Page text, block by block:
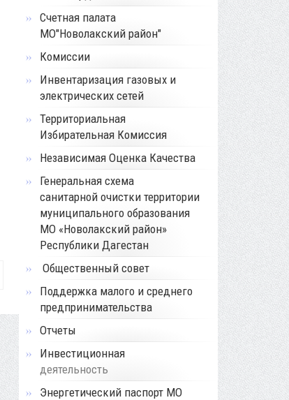
Счетная палата
МО"Новолакский район"
Комиссии
Инвентаризация газовых и
электрических сетей
Территориальная
Избирательная Комиссия
Независимая Оценка Качества
Генеральная схема
санитарной очистки территории
муниципального образования
МО «Новолакский район»
Республики Дагестан
Общественный совет
Поддержка малого и среднего
предпринимательства
Отчеты
Инвестиционная
деятельность
Энергетический паспорт МО